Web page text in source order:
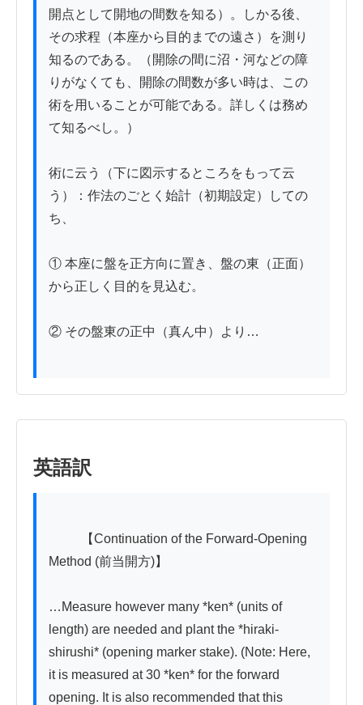
開点として開地の間数を知る）。しかる後、
その求程（本座から目的までの遠さ）を測り
知るのである。（開除の間に沼・河などの障
りがなくても、開除の間数が多い時は、この
術を用いることが可能である。詳しくは務め
て知るべし。）
術に云う（下に図示するところをもって云
う）：作法のごとく始計（初期設定）しての
ち、
① 本座に盤を正方向に置き、盤の東（正面）
から正しく目的を見込む。
② その盤東の正中（真ん中）より…
英語訳
Method (前当開方)】
…Measure however many *ken* (units of
length) are needed and plant the *hiraki-
shirushi* (opening marker stake). (Note: Here,
it is measured at 30 *ken* for the forward
opening. It is also recommended that this